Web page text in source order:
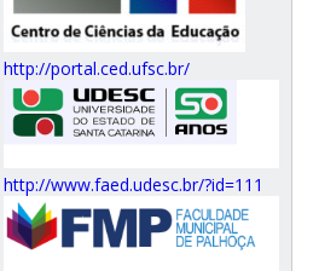
http://portal.ced.ufsc.br/
http://www.faed.udesc.br/?id=111